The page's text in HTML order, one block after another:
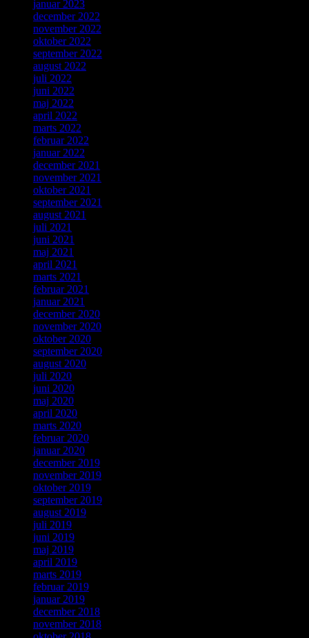
januar 2023
december 2022
november 2022
oktober 2022
september 2022
august 2022
juli 2022
juni 2022
maj 2022
april 2022
marts 2022
februar 2022
januar 2022
december 2021
november 2021
oktober 2021
september 2021
august 2021
juli 2021
juni 2021
maj 2021
april 2021
marts 2021
februar 2021
januar 2021
december 2020
november 2020
oktober 2020
september 2020
august 2020
juli 2020
juni 2020
maj 2020
april 2020
marts 2020
februar 2020
januar 2020
december 2019
november 2019
oktober 2019
september 2019
august 2019
juli 2019
juni 2019
maj 2019
april 2019
marts 2019
februar 2019
januar 2019
december 2018
november 2018